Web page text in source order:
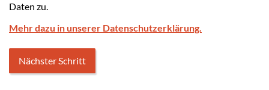
Daten zu.
Mehr dazu in unserer Datenschutzerklärung.